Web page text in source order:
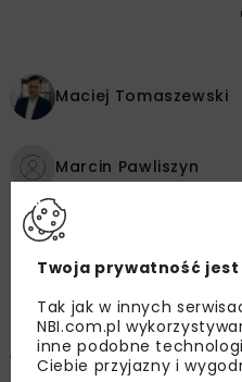
Maciej Tomaszewski
Marcin Pawliszyn
Polsce zajmują
zlecenie samorządów.
dwie trzecie z blisko
w całym kraju,
Twoja prywatność jest
Tak jak w innych
NBI.com.pl
inne podobne
Ciebie przyjazny i